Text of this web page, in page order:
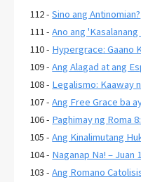
112 -Sino ang Antinomian?
111 -Ano ang
110 - Hypergrace: Gaano
109 -Ang Alagad at ang
108 - Legalismo: Kaaway
107 -Ang Free Grace ba
106 - Paghimay ng Roma
105 -Ang Kinalimutang
104 - Naganap Na! – Juan
103 -Ang Romano